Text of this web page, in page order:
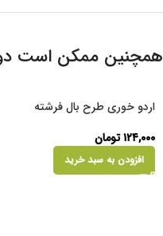
همچنین ممکن است
اردو خوری طرح بال فرشته
۱۲۴,۰۰۰تومان
افزودن به سبد خرید